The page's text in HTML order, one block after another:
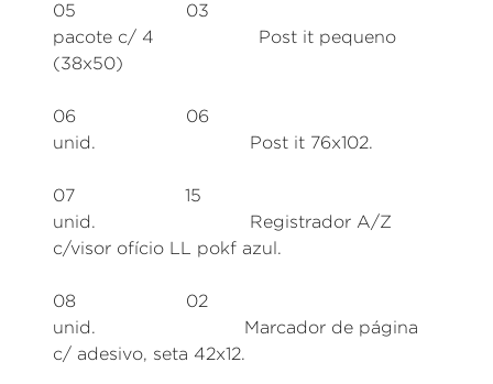
05 03
pacote c/ 4 Post it pequeno
(38x50)
06 06
unid. Post it 76x102.
07 15
unid. Registrador A/Z
c/visor ofício LL pokf azul.
08 02
unid. Marcador de página
c/ adesivo, seta 42x12.